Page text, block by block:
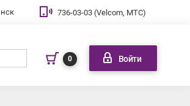
736-03-03 (Velcom, МТС)
0 Войти